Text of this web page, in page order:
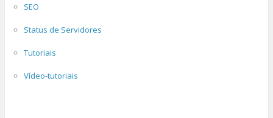
SEO
Status de Servidores
Tutoriais
Vídeo-tutoriais